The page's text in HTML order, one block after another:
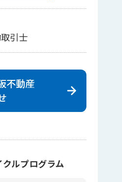
引士
不動産
ルプログラム